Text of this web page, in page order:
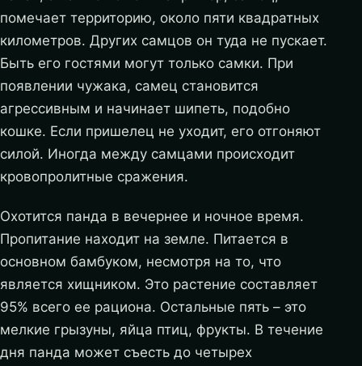
помечает территорию, около пяти квадратных
километров. Других самцов он туда не пускает.
Быть его гостями могут только самки. При
появлении чужака, самец становится
агрессивным и начинает шипеть, подобно
кошке. Если пришелец не уходит, его отгоняют
силой. Иногда между самцами происходит
кровопролитные сражения.
Охотится панда в вечернее и ночное время.
Пропитание находит на земле. Питается в
основном бамбуком, несмотря на то, что
является хищником. Это растение составляет
95% всего ее рациона. Остальные пять – это
мелкие грызуны, яйца птиц, фрукты. В течение
дня панда может съесть до четырех